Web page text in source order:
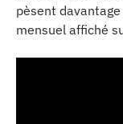
pèsent
mensuel affiché